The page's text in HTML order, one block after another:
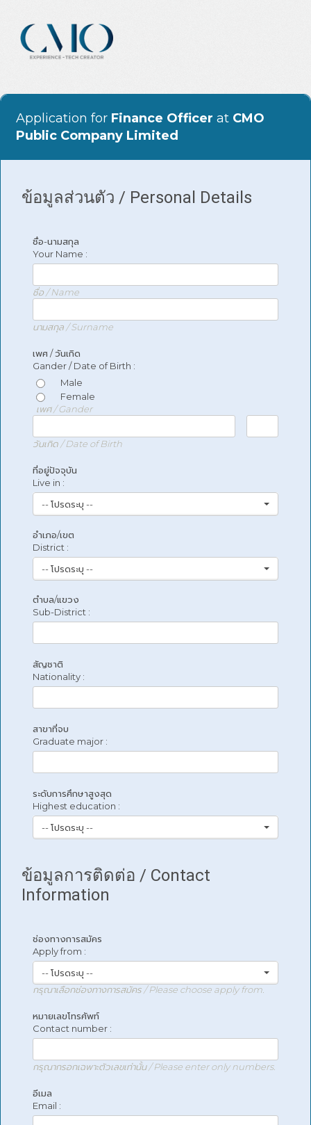
Application for Finance Officer at CMO
Public Company Limited
ข้อมูลส่วนตัว / Personal Details
ชื่อ-นามสกุล
Your Name :
ชื่อ / Name
นามสกุล / Surname
เพศ / วันเกิด
Gander / Date of Birth :
Male
Female
เพศ / Gander
วันเกิด / Date of Birth
ที่อยู่ปัจจุบัน
Live in :
-- โปรดระบุ --
อำเภอ/เขต
District :
-- โปรดระบุ --
ตำบล/แขวง
Sub-District :
สัญชาติ
Nationality :
สาขาที่จบ
Graduate major :
ระดับการศึกษาสูงสุด
Highest education :
-- โปรดระบุ --
ข้อมูลการติดต่อ / Contact
Information
ช่องทางการสมัคร
Apply from :
-- โปรดระบุ --
กรุณาเลือกช่องทางการสมัคร / Please choose apply from.
หมายเลขโทรศัพท์
Contact number :
กรุณากรอกเฉพาะตัวเลขเท่านั้น / Please enter only numbers.
อีเมล
Email :